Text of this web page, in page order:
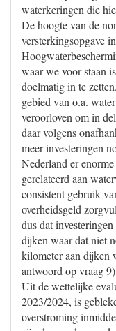
waterkeringen die
De hoogte van de
versterkingsopgave
waar we voor staan
doelmatig in te
gebied van o.a.
veroorloven om in
daar volgens
meer investeringen
Nederland er
gerelateerd aan
consistent gebruik
overheidsgeld
dus dat
dijken waar dat niet
kilometer aan dijken
antwoord op vraag
Uit de wettelijke
2023/2024, is
overstroming